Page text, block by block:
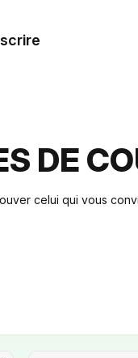
DE
celui qui vous